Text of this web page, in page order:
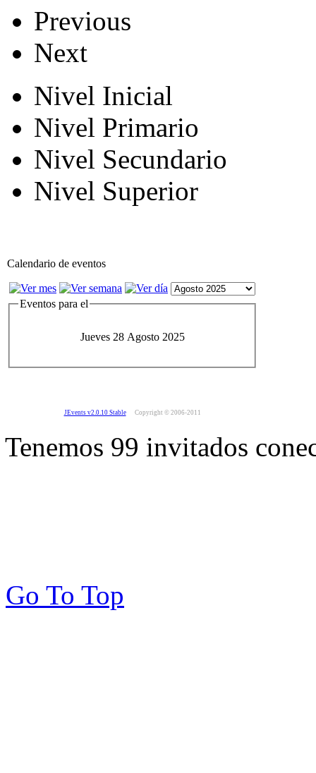
Previous
Next
Nivel Inicial
Nivel Primario
Nivel Secundario
Nivel Superior
Calendario de eventos
Eventos para el
Jueves 28 Agosto 2025
JEvents v2.0.10 Stable Copyright © 2006-2011
Tenemos 99 invitados
Go To Top